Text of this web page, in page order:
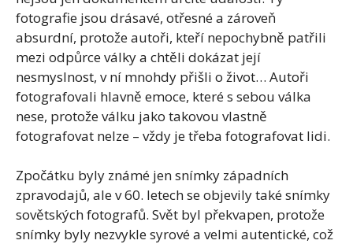
fotografie jsou drásavé, otřesné a zároveň
absurdní, protože autoři, kteří nepochybně patřili
mezi odpůrce války a chtěli dokázat její
nesmyslnost, v ní mnohdy přišli o život… Autoři
fotografovali hlavně emoce, které s sebou válka
nese, protože válku jako takovou vlastně
fotografovat nelze – vždy je třeba fotografovat lidi.
Zpočátku byly známé jen snímky západních
zpravodajů, ale v 60. letech se objevily také snímky
sovětských fotografů. Svět byl překvapen, protože
snímky byly nezvykle syrové a velmi autentické, což